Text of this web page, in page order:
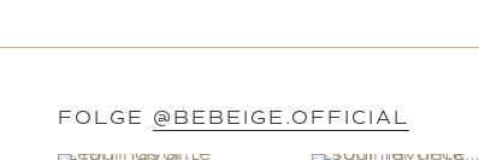
FOLGE @BEBEIGE.OFFICIAL